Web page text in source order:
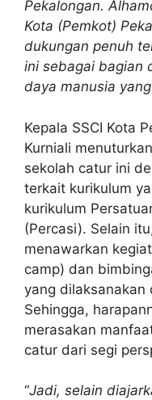
Pekalongan.
Kota (Pemkot)
dukungan penuh
ini sebagai bagian
daya manusia
Kepala SSCI Kota
Kurniali
sekolah catur ini
terkait kurikulum
kurikulum
(Percasi). Selain
menawarkan
camp) dan
yang
Sehingga,
merasakan
catur dari segi
“Jadi, selain